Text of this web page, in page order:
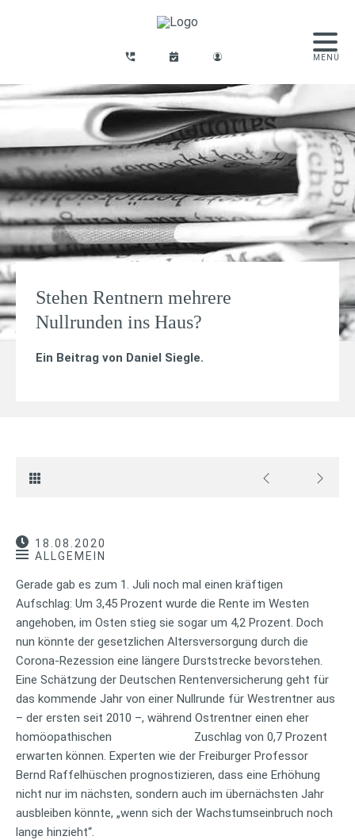
Stehen Rentnern mehrere
Nullrunden ins Haus?
Ein Beitrag von Daniel Siegle.
18.08.2020
ALLGEMEIN
Gerade gab es zum 1. Juli noch mal einen kräftigen
Aufschlag: Um 3,45 Prozent wurde die Rente im Westen
angehoben, im Osten stieg sie sogar um 4,2 Prozent. Doch
nun könnte der gesetzlichen Altersversorgung durch die
Corona-Rezession eine längere Durststrecke bevorstehen.
Eine Schätzung der Deutschen Rentenversicherung geht für
das kommende Jahr von einer Nullrunde für Westrentner aus
– der ersten seit 2010 –, während Ostrentner einen eher
homöopathischen Zuschlag von 0,7 Prozent
erwarten können. Experten wie der Freiburger Professor
Bernd Raffelhüschen prognostizieren, dass eine Erhöhung
nicht nur im nächsten, sondern auch im übernächsten Jahr
ausbleiben könnte, „wenn sich der Wachstumseinbruch noch
lange hinzieht“.